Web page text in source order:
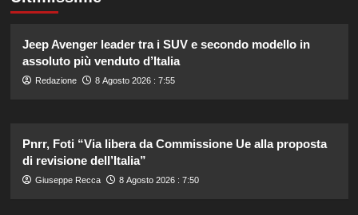
Jeep Avenger leader tra i SUV e secondo modello in
assoluto più venduto d’Italia
Redazione 8 Agosto 2026 : 7:55
Pnrr, Foti “Via libera da Commissione Ue alla proposta
di revisione dell’Italia”
Giuseppe Recca 8 Agosto 2026 : 7:50